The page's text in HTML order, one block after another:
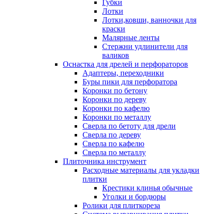
Губки
Лотки
Лотки,ковши, ванночки для
краски
Малярные ленты
Стержни удлинители для
валиков
Оснастка для дрелей и перфораторов
Адаптеры, переходники
Буры пики для перфоратора
Коронки по бетону
Коронки по дереву
Коронки по кафелю
Коронки по металлу
Сверла по бетоту для дрели
Сверла по дереву
Сверла по кафелю
Сверла по металлу
Плиточника инструмент
Расходные материалы для укладки
плитки
Крестики клинья обычные
Уголки и бордюры
Ролики для плиткореза